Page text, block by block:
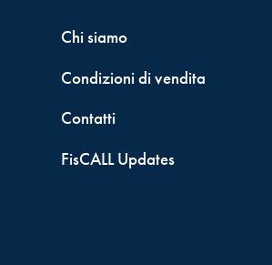
Chi siamo
Condizioni di vendita
Contatti
FisCALL Updates